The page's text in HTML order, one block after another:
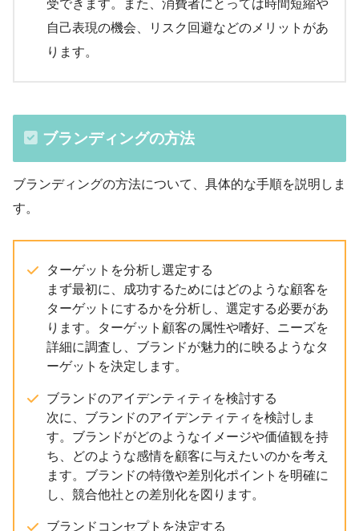
受できます。また、消費者にとっては時間短縮や
自己表現の機会、リスク回避などのメリットがあ
ります。
ブランディングの方法
ブランディングの方法について、具体的な手順を説明しま
す。
ターゲットを分析し選定する
まず最初に、成功するためにはどのような顧客を
ターゲットにするかを分析し、選定する必要があ
ります。ターゲット顧客の属性や嗜好、ニーズを
詳細に調査し、ブランドが魅力的に映るようなタ
ーゲットを決定します。
ブランドのアイデンティティを検討する
次に、ブランドのアイデンティティを検討しま
す。ブランドがどのようなイメージや価値観を持
ち、どのような感情を顧客に与えたいのかを考え
ます。ブランドの特徴や差別化ポイントを明確に
し、競合他社との差別化を図ります。
ブランドコンセプトを決定する